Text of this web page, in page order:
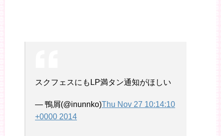
スクフェスにもLP満タン通知がほしい
— 鴨屑(@inunnko)Thu Nov 27 10:14:10
+0000 2014